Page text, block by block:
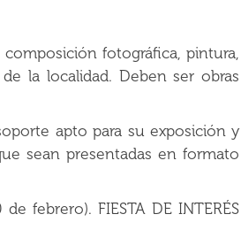
fotográfica, pintura,
la localidad. Deben ser obras
apto para su exposición y
sean presentadas en formato
febrero). FIESTA DE INTERÉS